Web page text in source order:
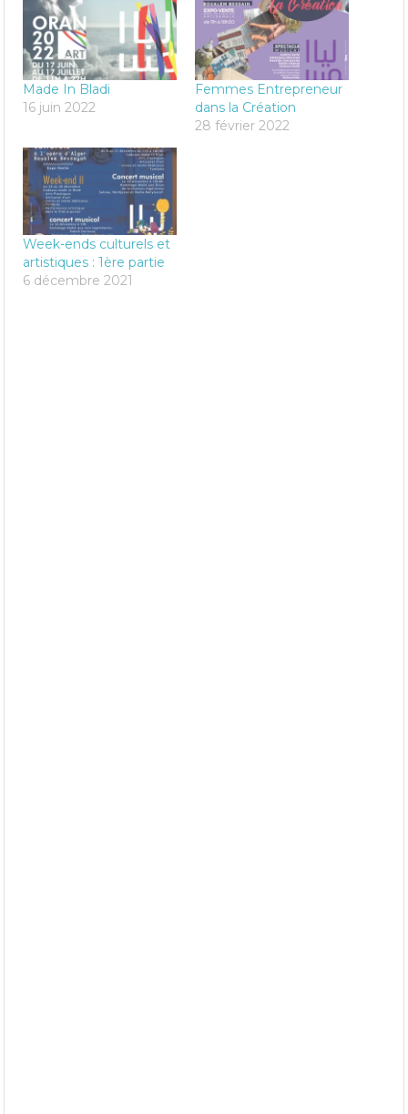
Made In Bladi
16 juin 2022
Femmes Entrepreneur
dans la Création
28 février 2022
Week-ends culturels et
artistiques : 1ère partie
6 décembre 2021